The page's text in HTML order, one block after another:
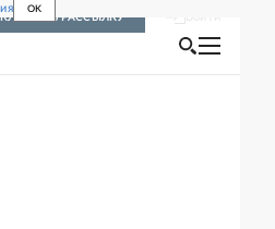
OK
РАССЫЛКУ